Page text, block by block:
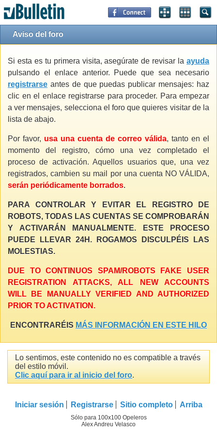
Aviso del foro
Si esta es tu primera visita, asegúrate de revisar la ayuda
pulsando el enlace anterior. Puede que sea necesario
registrarse antes de que puedas publicar mensajes: haz
clic en el enlace registrarse para proceder. Para empezar
a ver mensajes, selecciona el foro que quieres visitar de la
lista de abajo.
Por favor, usa una cuenta de correo válida, tanto en el
momento del registro, cómo una vez completado el
proceso de activación. Aquellos usuarios que, una vez
registrados, cambien su mail por una cuenta NO VÁLIDA,
serán periódicamente borrados.
PARA CONTROLAR Y EVITAR EL REGISTRO DE
ROBOTS, TODAS LAS CUENTAS SE COMPROBARÁN
Y ACTIVARÁN MANUALMENTE. ESTE PROCESO
PUEDE LLEVAR 24H. ROGAMOS DISCULPÉIS LAS
MOLESTIAS.
DUE TO CONTINUOS SPAM/ROBOTS FAKE USER
REGISTRATION ATTACKS, ALL NEW ACCOUNTS
WILL BE MANUALLY VERIFIED AND AUTHORIZED
PRIOR TO ACTIVATION.
ENCONTRARÉIS MÁS INFORMACIÓN EN ESTE HILO
Lo sentimos, este contenido no es compatible a través
del estilo móvil.
Clic aquí para ir al inicio del foro.
Iniciar sesión Registrarse Sitio completo Arriba
Sólo para 100x100 Opeleros
Alex Andreu Velasco